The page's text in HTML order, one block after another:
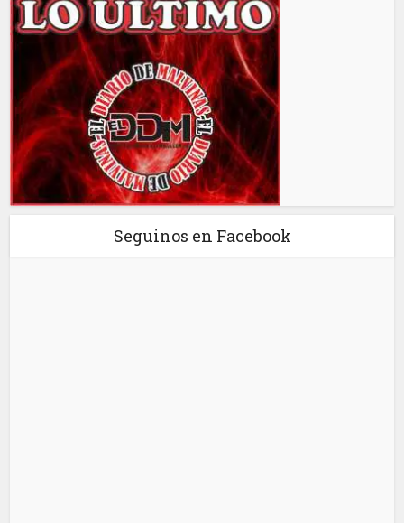
Seguinos en Facebook